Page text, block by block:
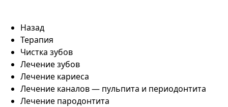
Назад
Терапия
Чистка зубов
Лечение зубов
Лечение кариеса
Лечение каналов — пульпита и периодонтита
Лечение пародонтита